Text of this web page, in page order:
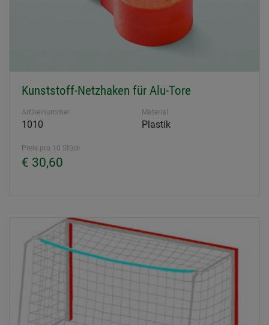
Kunststoff-Netzhaken für Alu-Tore
Artikelnummer
1010
Material
Plastik
Preis pro 10 Stück
€ 30,60